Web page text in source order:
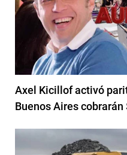
Axel Kicillof activó
Buenos Aires cobrarán